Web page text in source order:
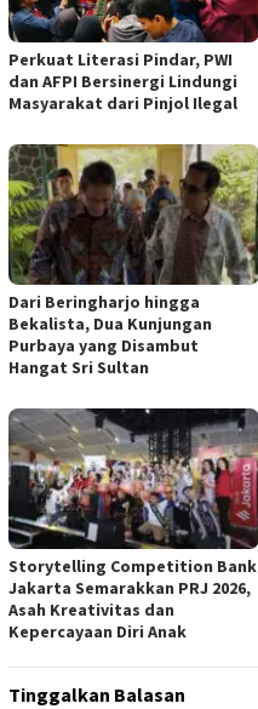
Perkuat Literasi Pindar, PWI
dan AFPI Bersinergi Lindungi
Masyarakat dari Pinjol Ilegal
Dari Beringharjo hingga
Bekalista, Dua Kunjungan
Purbaya yang Disambut
Hangat Sri Sultan
Storytelling Competition Bank
Jakarta Semarakkan PRJ 2026,
Asah Kreativitas dan
Kepercayaan Diri Anak
Tinggalkan Balasan